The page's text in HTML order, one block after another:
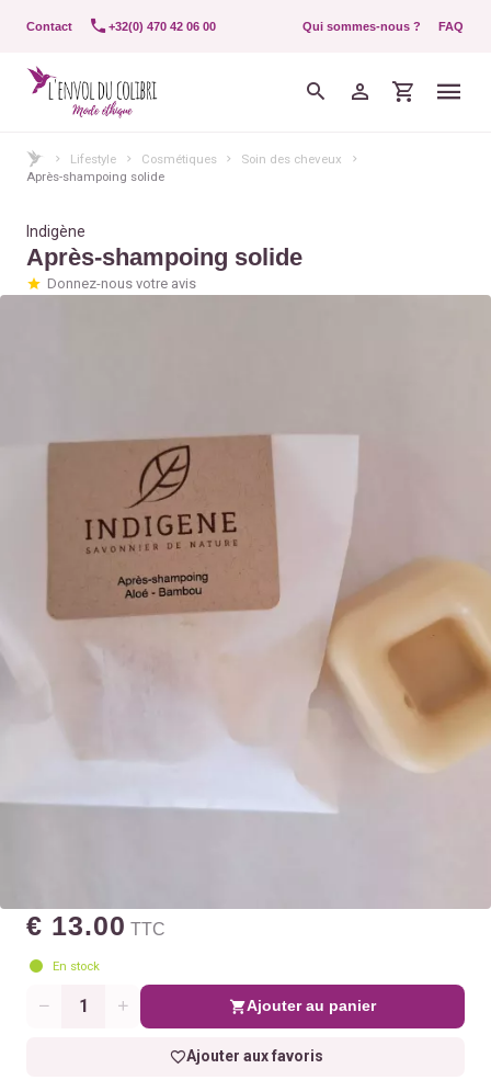
Contact +32(0) 470 42 06 00 Qui sommes-nous ? FAQ
Lifestyle Cosmétiques
Soin des cheveux
Après-shampoing solide
Indigène
Après-shampoing solide
Donnez-nous votre avis
€ 13.00 TTC
En stock
Quantité Ajouter au panier
Ajouter aux favoris